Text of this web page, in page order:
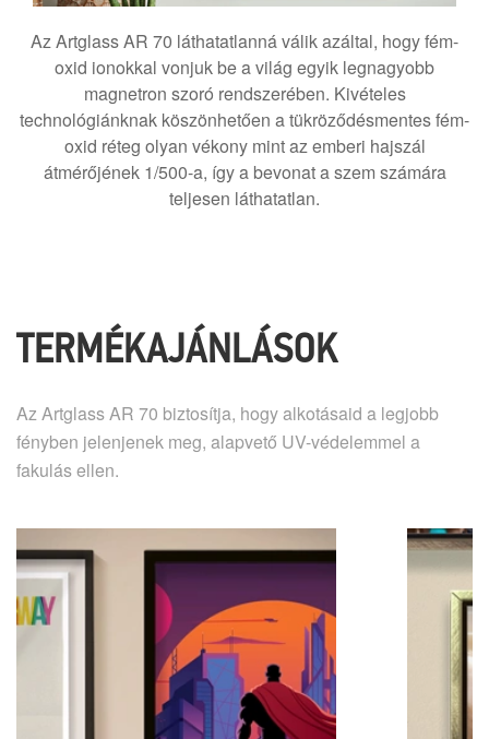
Az Artglass AR 70 láthatatlanná válik azáltal, hogy fém-
oxid ionokkal vonjuk be a világ egyik legnagyobb
magnetron szoró rendszerében. Kivételes
technológiánknak köszönhetően a tükröződésmentes fém-
oxid réteg olyan vékony mint az emberi hajszál
átmérőjének 1/500-a, így a bevonat a szem számára
teljesen láthatatlan.
TERMÉKAJÁNLÁSOK
Az Artglass AR 70 biztosítja, hogy alkotásaid a legjobb
fényben jelenjenek meg, alapvető UV-védelemmel a
fakulás ellen.